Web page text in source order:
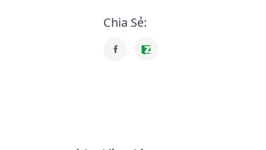
Chia Sẻ: